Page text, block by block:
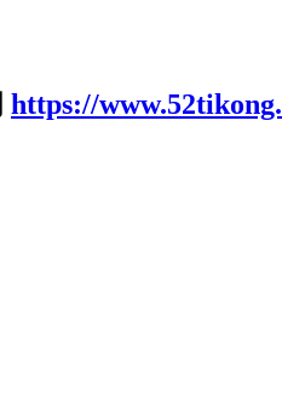
https://